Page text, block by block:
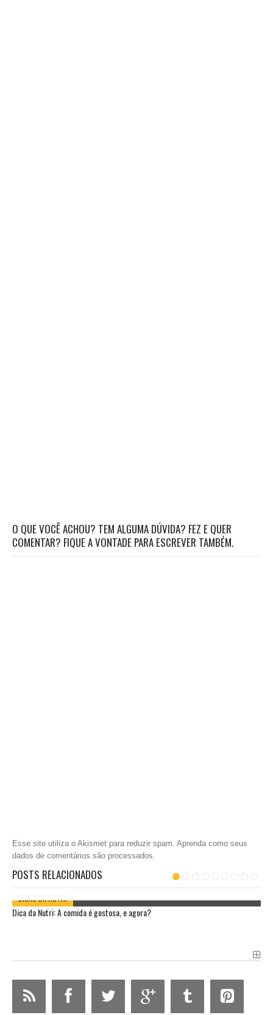
O QUE VOCÊ ACHOU? TEM ALGUMA DÚVIDA? FEZ E QUER
COMENTAR? FIQUE A VONTADE PARA ESCREVER TAMBÉM.
Esse site utiliza o Akismet para reduzir spam. Aprenda como seus
dados de comentários são processados.
POSTS RELACIONADOS
DICAS DA NUTRI
Dica da Nutri: A comida é gostosa, e agora?